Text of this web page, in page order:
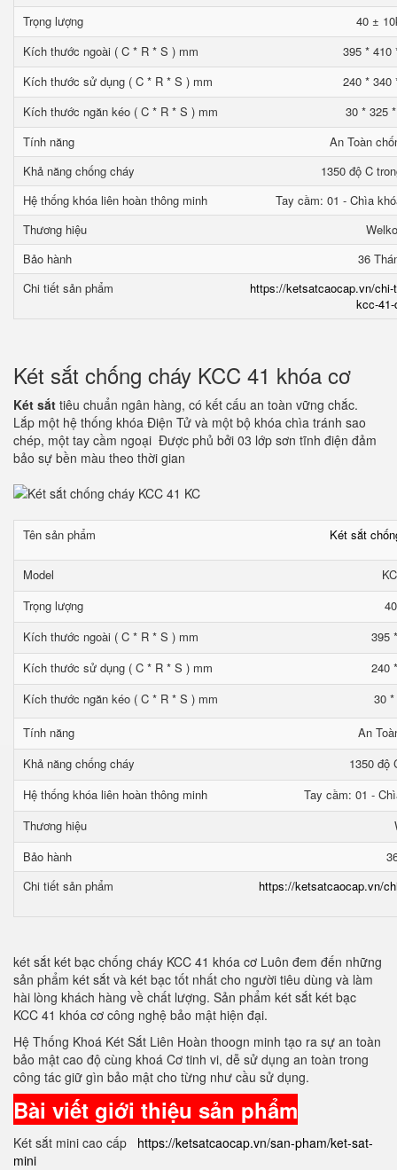
Trọng lượng
40 ±
Kích thước ngoài ( C * R * S ) mm
395 * 410
Kích thước sử dụng ( C * R * S ) mm
240 * 340
Kích thước ngăn kéo ( C * R * S ) mm
30 * 325
Tính năng
An Toàn
Khả năng chống cháy
1350 độ C
Hệ thống khóa liên hoàn thông minh
Tay cầm: 01 - Chìa
Thương hiệu
Welko
Bảo hành
36
Chi tiết sản phẩm
https://ketsatcaocap.vn/
kcc-
Két sắt chống cháy KCC 41 khóa cơ
Két sắt tiêu chuẩn ngân hàng, có kết cấu an toàn vững chắc.
Lắp một hệ thống khóa Điện Tử và một bộ khóa chìa tránh sao
chép, một tay cầm ngoại Được phủ bởi 03 lớp sơn tĩnh điện đảm
bảo sự bền màu theo thời gian
Tên sản phẩm Két sắt
Model
Trọng lượng
Kích thước ngoài ( C * R * S ) mm
395
Kích thước sử dụng ( C * R * S ) mm
240
Kích thước ngăn kéo ( C * R * S ) mm
30
Tính năng
An
Khả năng chống cháy
1350 độ
Hệ thống khóa liên hoàn thông minh
Tay cầm: 01 -
Thương hiệu
Bảo hành
Chi tiết sản phẩm
https://ketsatcaocap.vn/
két sắt két bạc chống cháy KCC 41 khóa cơ Luôn đem đến những
sản phẩm két sắt và két bạc tốt nhất cho người tiêu dùng và làm
hài lòng khách hàng về chất lượng. Sản phẩm két sắt két bạc
KCC 41 khóa cơ công nghệ bảo mật hiện đại.
Hệ Thống Khoá Két Sắt Liên Hoàn thoogn minh tạo ra sự an toàn
bảo mật cao độ cùng khoá Cơ tinh vi, dễ sử dụng an toàn trong
công tác giữ gìn bảo mật cho từng như cầu sử dụng.
Bài viết giới thiệu sản phẩm
Két sắt mini cao cấp https://ketsatcaocap.vn/san-pham/ket-sat-
mini